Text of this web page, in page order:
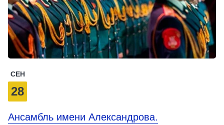
СЕН
28
Ансамбль имени Александрова.